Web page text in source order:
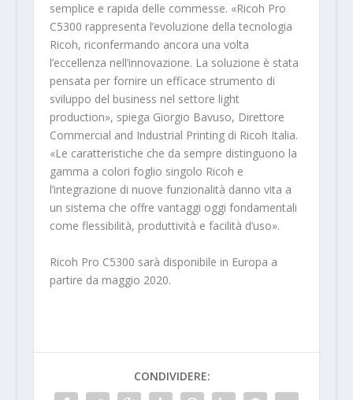
semplice e rapida delle commesse. «Ricoh Pro
C5300 rappresenta l’evoluzione della tecnologia
Ricoh, riconfermando ancora una volta
l’eccellenza nell’innovazione. La soluzione è stata
pensata per fornire un efficace strumento di
sviluppo del business nel settore light
production», spiega Giorgio Bavuso, Direttore
Commercial and Industrial Printing di Ricoh Italia.
«Le caratteristiche che da sempre distinguono la
gamma a colori foglio singolo Ricoh e
l’integrazione di nuove funzionalità danno vita a
un sistema che offre vantaggi oggi fondamentali
come flessibilità, produttività e facilità d’uso».
Ricoh Pro C5300 sarà disponibile in Europa a
partire da maggio 2020.
CONDIVIDERE: